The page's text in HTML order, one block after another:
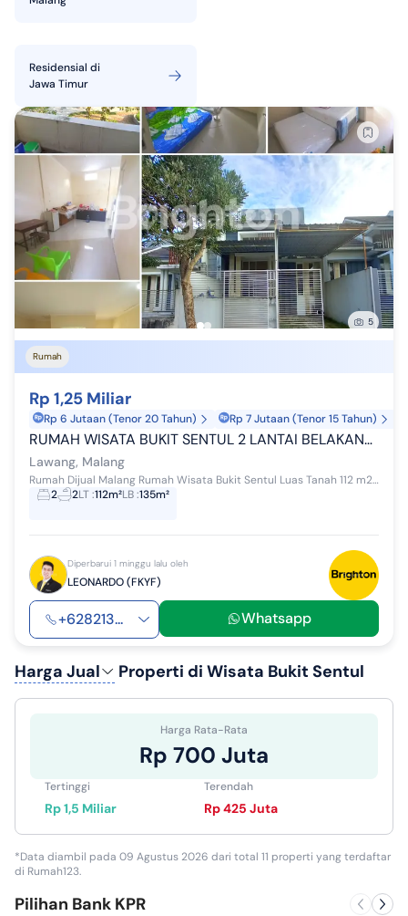
Residensial di
Jawa Timur
5
Rumah
Rp 1,25 Miliar
Rp 6 Jutaan (Tenor 20 Tahun) Rp 7 Jutaan (Tenor 15 Tahun)
RUMAH WISATA BUKIT SENTUL 2 LANTAI BELAKANG VIEW TAMAN BUKIT SENTUL
Lawang, Malang
Rumah Dijual Malang Rumah Wisata Bukit Sentul Luas Tanah 112 m2 (7 x 16) Luas Lantai 2 ( 7 x 6 ) Loss kosong Kamar Tidur: 2 Kamar Mandi: 2 L...
2
2LT:112m²LB:135m²
Diperbarui 1 minggu lalu oleh
LEONARDO (FKYF)
+628213... Whatsapp
Harga Jual Properti di Wisata Bukit Sentul
Harga Rata-Rata
Rp 700 Juta
Tertinggi
Rp 1,5 Miliar
Terendah
Rp 425 Juta
*Data diambil pada 09 Agustus 2026 dari total 11 properti yang terdaftar
di Rumah123.
Pilihan Bank KPR